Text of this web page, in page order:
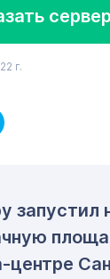
сервер
г.
запустил
центре